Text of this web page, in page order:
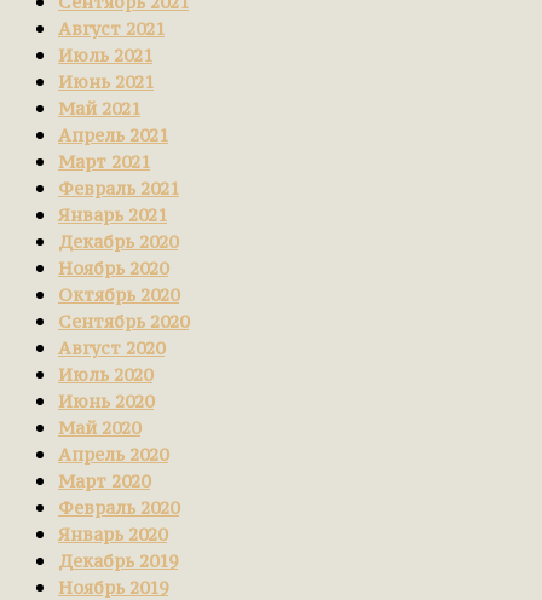
Август 2021
Июль 2021
Июнь 2021
Май 2021
Апрель 2021
Март 2021
Февраль 2021
Январь 2021
Декабрь 2020
Ноябрь 2020
Октябрь 2020
Сентябрь 2020
Август 2020
Июль 2020
Июнь 2020
Май 2020
Апрель 2020
Март 2020
Февраль 2020
Январь 2020
Декабрь 2019
Ноябрь 2019